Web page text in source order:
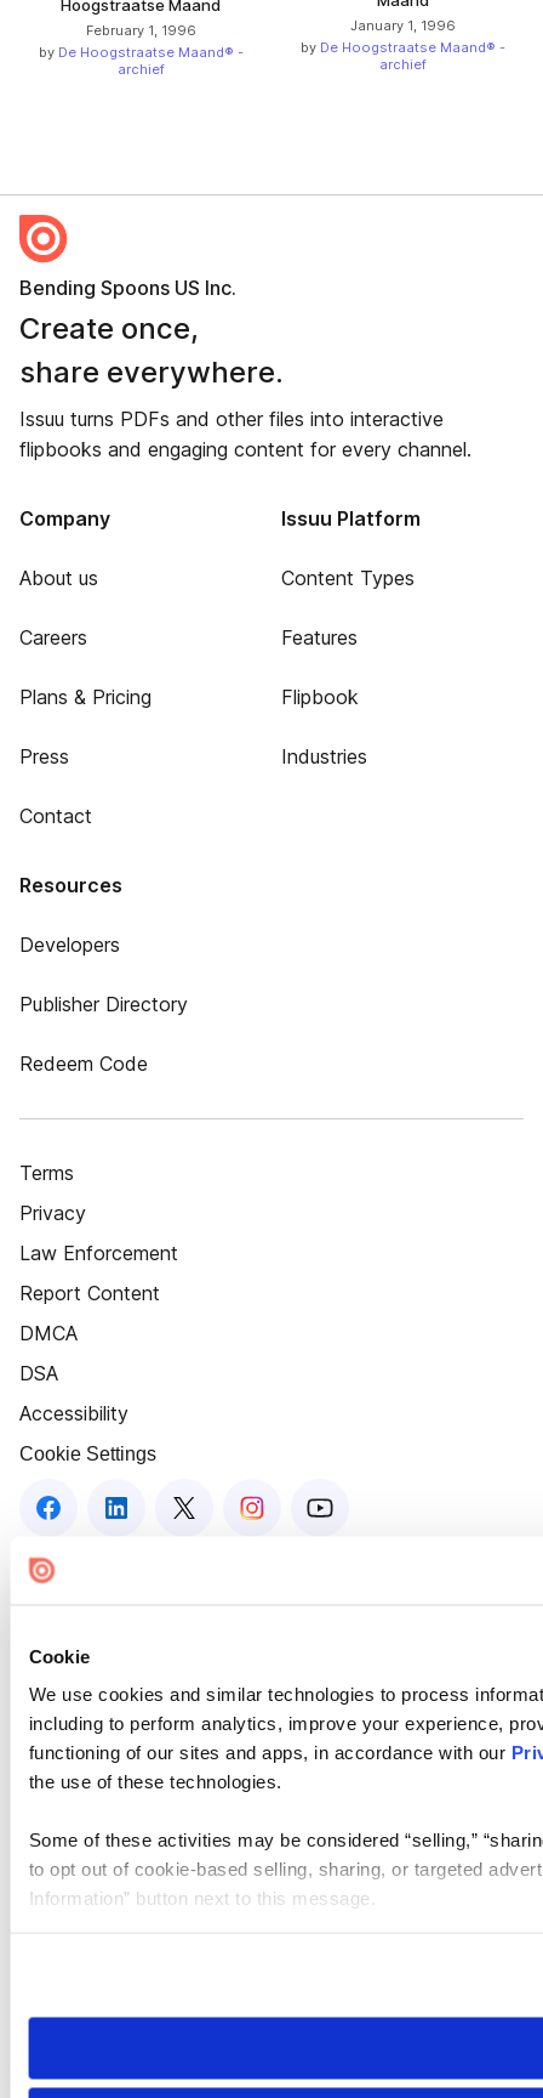
Cookie
We use cookies and similar technologies to process
including to perform analytics, improve your experience,
functioning of our sites and apps, in accordance with our
the use of these technologies.
Some of these activities may be considered “selling,”
to opt out of cookie-based selling, sharing, or targeted
Information” button next to this message.
need to be set again.
Hoogstraatse Maand
February 1, 1996
by De Hoogstraatse Maand® -
archief
January 1, 1996
by De Hoogstraatse Maand® -
archief
Bending Spoons US Inc.
Create once,
share everywhere.
Issuu turns PDFs and other files into interactive
flipbooks and engaging content for every channel.
Company
About us
Careers
Plans & Pricing
Press
Contact
Issuu Platform
Content Types
Features
Flipbook
Industries
Resources
Developers
Publisher Directory
Redeem Code
Terms
Privacy
Law Enforcement
Report Content
DMCA
DSA
Accessibility
Cookie Settings